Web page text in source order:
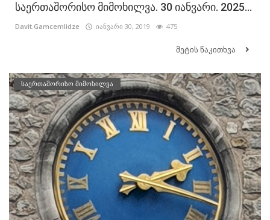
საერთაშორისო მიმოხილვა. 30 იანვარი. 2025...
Davit.Gamcemlidze იანვარი 30, 2019 475
მეტის წაკითხვა
საერთაშორისო მიმოხილვა